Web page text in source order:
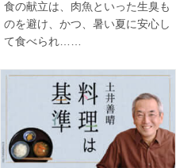
食の献立は、肉魚といった生臭も
のを避け、かつ、暑い夏に安心し
て食べられ……